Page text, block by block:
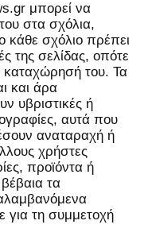
μπορεί να
στα σχόλια,
κάθε σχόλιο πρέπει
της σελίδας, οπότε
καταχώρησή του. Τα
και άρα
υβριστικές ή
αυτά που
αναταραχή ή
χρήστες
προϊόντα ή
βέβαια τα
για τη συμμετοχή